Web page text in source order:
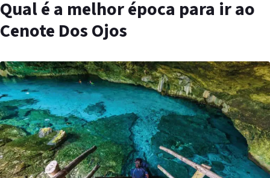
Qual é a melhor época para ir ao
Cenote Dos Ojos